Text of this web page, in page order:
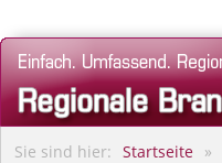
Sie sind hier: Startseite